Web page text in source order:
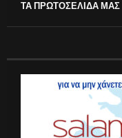
ΤΑ ΠΡΩΤΟΣΕΛΙΔΑ ΜΑΣ